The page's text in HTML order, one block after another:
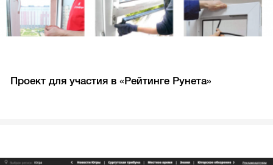
Проект для участия в «Рейтинге Рунета»